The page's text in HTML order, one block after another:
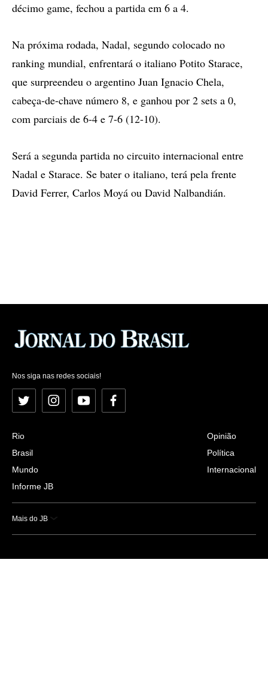
décimo game, fechou a partida em 6 a 4.
Na próxima rodada, Nadal, segundo colocado no
ranking mundial, enfrentará o italiano Potito Starace,
que surpreendeu o argentino Juan Ignacio Chela,
cabeça-de-chave número 8, e ganhou por 2 sets a 0,
com parciais de 6-4 e 7-6 (12-10).
Será a segunda partida no circuito internacional entre
Nadal e Starace. Se bater o italiano, terá pela frente
David Ferrer, Carlos Moyá ou David Nalbandián.
Nos siga nas redes sociais!
Twitter InstagramYouTubeFacebook
Rio
Brasil
Mundo
Informe JB
Opinião
Política
Internacional
Mais do JB
Esportes